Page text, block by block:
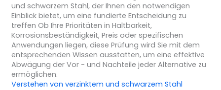
und schwarzem Stahl, der Ihnen den notwendigen
Einblick bietet, um eine fundierte Entscheidung zu
treffen Ob Ihre Prioritäten in Haltbarkeit,
Korrosionsbeständigkeit, Preis oder spezifischen
Anwendungen liegen, diese Prüfung wird Sie mit dem
entsprechenden Wissen ausstatten, um eine effektive
Abwägung der Vor - und Nachteile jeder Alternative zu
ermöglichen.
Verstehen von verzinktem und schwarzem Stahl